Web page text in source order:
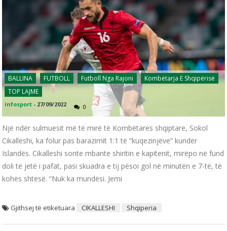
BALLINA FUTBOLL Futboll Nga Rajoni
Kombëtarja E Shqipërisë
TOP LAJME
infosport - 27/09/2022 0
Një ndër sulmuesit më të mirë të Kombëtares shqiptare, Sokol
Cikalleshi, ka folur pas barazimit 1:1 të “kuqezinjëve” kundër
Islandës. Cikalleshi sonte mbante shiritin e kapitenit, mirëpo në fund
doli të jetë i pafat, pasi skuadra e tij pësoi gol në minutën e 7-të, të
kohës shtesë. “Nuk ka mundësi. Jemi
Gjithsej të etiketuara CIKALLESHI Shqiperia